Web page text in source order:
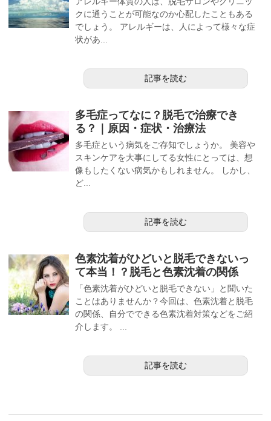
クに通うことが可能なのか心配したこともある
でしょう。 アレルギーは、人によって様々な症
状があ...
記事を読む
多毛症ってなに？脱毛で治療でき
る？｜原因・症状・治療法
多毛症という病気をご存知でしょうか。 美容や
スキンケアを大事にしてる女性にとっては、想
像もしたくない病気かもしれません。 しかし、
ど...
記事を読む
色素沈着がひどいと脱毛できないっ
て本当！？脱毛と色素沈着の関係
「色素沈着がひどいと脱毛できない」と聞いた
ことはありませんか？今回は、色素沈着と脱毛
の関係、自分でできる色素沈着対策などをご紹
介します。 ...
記事を読む